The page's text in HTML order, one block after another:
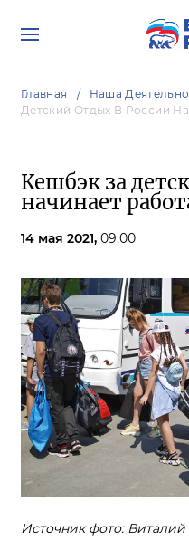
Главная Наша
Детский Отдых В России
Кешбэк за
начинает
14 мая 2021, 09:00
Источник фото: